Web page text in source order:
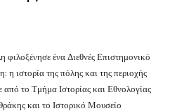
ένα Διεθνές Επιστημονικό
η ιστορία της πόλης και της περιοχής
από το Τμήμα Ιστορίας και Εθνολογίας
και το Ιστορικό Μουσείο